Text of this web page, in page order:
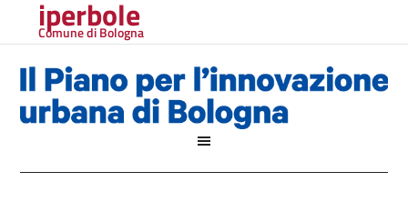
iperbole
Comune di Bologna